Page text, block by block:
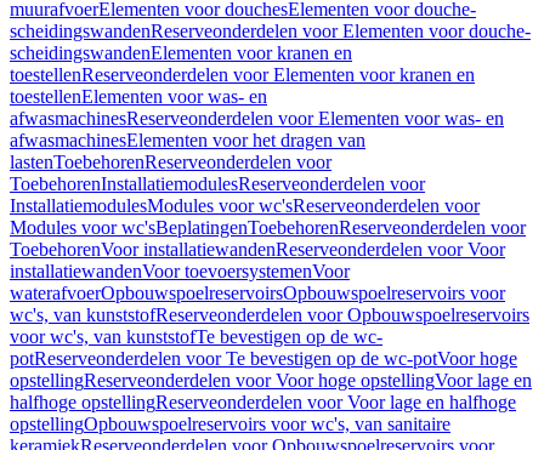
muurafvoerElementen voor douchesElementen voor douche-
scheidingswandenReserveonderdelen voor Elementen voor douche-
scheidingswandenElementen voor kranen en
toestellenReserveonderdelen voor Elementen voor kranen en
toestellenElementen voor was- en
afwasmachinesReserveonderdelen voor Elementen voor was- en
afwasmachinesElementen voor het dragen van
lastenToebehorenReserveonderdelen voor
ToebehorenInstallatiemodulesReserveonderdelen voor
InstallatiemodulesModules voor wc'sReserveonderdelen voor
Modules voor wc'sBeplatingenToebehorenReserveonderdelen voor
ToebehorenVoor installatiewandenReserveonderdelen voor Voor
installatiewandenVoor toevoersystemenVoor
waterafvoerOpbouwspoelreservoirsOpbouwspoelreservoirs voor
wc's, van kunststofReserveonderdelen voor Opbouwspoelreservoirs
voor wc's, van kunststofTe bevestigen op de wc-
potReserveonderdelen voor Te bevestigen op de wc-potVoor hoge
opstellingReserveonderdelen voor Voor hoge opstellingVoor lage en
halfhoge opstellingReserveonderdelen voor Voor lage en halfhoge
opstellingOpbouwspoelreservoirs voor wc's, van sanitaire
keramiekReserveonderdelen voor Opbouwspoelreservoirs voor